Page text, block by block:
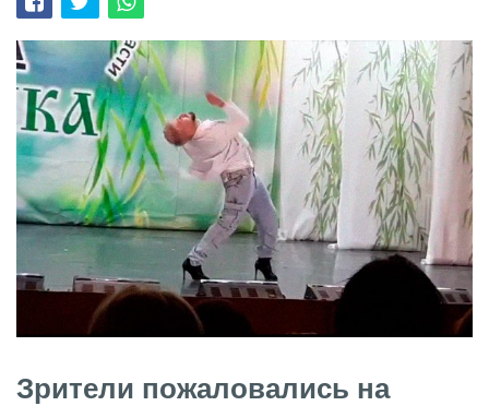
Зрители пожаловались на